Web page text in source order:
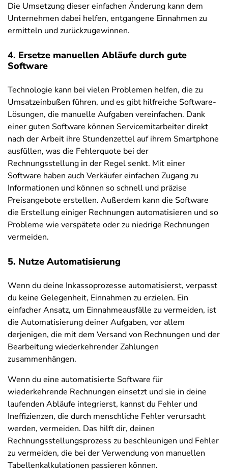
Die Umsetzung dieser einfachen Änderung kann dem
Unternehmen dabei helfen, entgangene Einnahmen zu
ermitteln und zurückzugewinnen.
4. Ersetze manuellen Abläufe durch gute
Software
Technologie kann bei vielen Problemen helfen, die zu
Umsatzeinbußen führen, und es gibt hilfreiche Software-
Lösungen, die manuelle Aufgaben vereinfachen. Dank
einer guten Software können Servicemitarbeiter direkt
nach der Arbeit ihre Stundenzettel auf ihrem Smartphone
ausfüllen, was die Fehlerquote bei der
Rechnungsstellung in der Regel senkt. Mit einer
Software haben auch Verkäufer einfachen Zugang zu
Informationen und können so schnell und präzise
Preisangebote erstellen. Außerdem kann die Software
die Erstellung einiger Rechnungen automatisieren und so
Probleme wie verspätete oder zu niedrige Rechnungen
vermeiden.
5. Nutze Automatisierung
Wenn du deine Inkassoprozesse automatisierst, verpasst
du keine Gelegenheit, Einnahmen zu erzielen. Ein
einfacher Ansatz, um Einnahmeausfälle zu vermeiden, ist
die Automatisierung deiner Aufgaben, vor allem
derjenigen, die mit dem Versand von Rechnungen und der
Bearbeitung wiederkehrender Zahlungen
zusammenhängen.
Wenn du eine automatisierte Software für
wiederkehrende Rechnungen einsetzt und sie in deine
laufenden Abläufe integrierst, kannst du Fehler und
Ineffizienzen, die durch menschliche Fehler verursacht
werden, vermeiden. Das hilft dir, deinen
Rechnungsstellungsprozess zu beschleunigen und Fehler
zu vermeiden, die bei der Verwendung von manuellen
Tabellenkalkulationen passieren können.